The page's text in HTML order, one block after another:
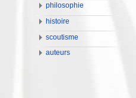
philosophie
histoire
scoutisme
auteurs